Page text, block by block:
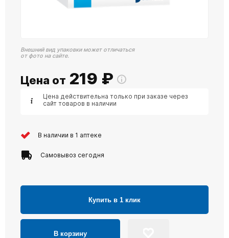
Внешний вид упаковки может отличаться
от фото на сайте.
Цена от 219 ₽
Цена действительна только при заказе через
сайт товаров в наличии
В наличии в 1 аптеке
Самовывоз сегодня
Купить в 1 клик
В корзину